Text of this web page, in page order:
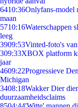
6410:36Onlyfans-model
maan
5710:16Waterschappen
leeg
3909:53Vinted-foto's
309:33XBOX platform
jaar
4609:22Progressieve
Michigan
3408:18Wakker Dier
duurzaamheidsclaims